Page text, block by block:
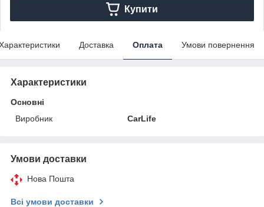
Купити
Доставка Оплата Умови повернення
Характеристики
Основні
Виробник
CarLife
Умови доставки
Нова Пошта
Всі умови доставки